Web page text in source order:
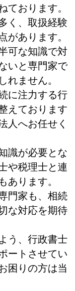
ております。
く、取扱経験
があります。
可な知識で対
いと専門家で
れません。
に注力する行
えております
人へお任せく
識が必要とな
や税理士と連
あります。
門家も、相続
な対応を期待
う、行政書士
ートさせてい
困りの方は当